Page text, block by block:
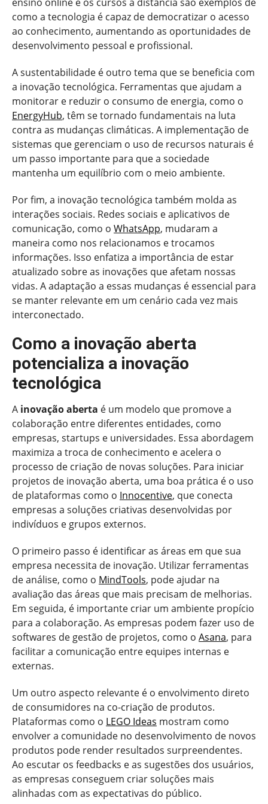
como a tecnologia é capaz de democratizar o acesso
ao conhecimento, aumentando as oportunidades de
desenvolvimento pessoal e profissional.
A sustentabilidade é outro tema que se beneficia com
a inovação tecnológica. Ferramentas que ajudam a
monitorar e reduzir o consumo de energia, como o
EnergyHub, têm se tornado fundamentais na luta
contra as mudanças climáticas. A implementação de
sistemas que gerenciam o uso de recursos naturais é
um passo importante para que a sociedade
mantenha um equilíbrio com o meio ambiente.
Por fim, a inovação tecnológica também molda as
interações sociais. Redes sociais e aplicativos de
comunicação, como o WhatsApp, mudaram a
maneira como nos relacionamos e trocamos
informações. Isso enfatiza a importância de estar
atualizado sobre as inovações que afetam nossas
vidas. A adaptação a essas mudanças é essencial para
se manter relevante em um cenário cada vez mais
interconectado.
Como a inovação aberta
potencializa a inovação
tecnológica
A inovação aberta é um modelo que promove a
colaboração entre diferentes entidades, como
empresas, startups e universidades. Essa abordagem
maximiza a troca de conhecimento e acelera o
processo de criação de novas soluções. Para iniciar
projetos de inovação aberta, uma boa prática é o uso
de plataformas como o Innocentive, que conecta
empresas a soluções criativas desenvolvidas por
indivíduos e grupos externos.
O primeiro passo é identificar as áreas em que sua
empresa necessita de inovação. Utilizar ferramentas
de análise, como o MindTools, pode ajudar na
avaliação das áreas que mais precisam de melhorias.
Em seguida, é importante criar um ambiente propício
para a colaboração. As empresas podem fazer uso de
softwares de gestão de projetos, como o Asana, para
facilitar a comunicação entre equipes internas e
externas.
Um outro aspecto relevante é o envolvimento direto
de consumidores na co-criação de produtos.
Plataformas como o LEGO Ideas mostram como
envolver a comunidade no desenvolvimento de novos
produtos pode render resultados surpreendentes.
Ao escutar os feedbacks e as sugestões dos usuários,
as empresas conseguem criar soluções mais
alinhadas com as expectativas do público.